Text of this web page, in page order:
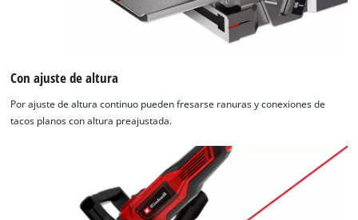
Con ajuste de altura
Por ajuste de altura continuo pueden fresarse ranuras y conexiones de
tacos planos con altura preajustada.